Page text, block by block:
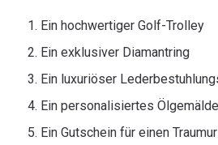
Ein hochwertiger Golf-Trolley
Ein exklusiver Diamantring
Ein luxuriöser
Ein personalisiertes Ölgemälde
Ein Gutschein für einen